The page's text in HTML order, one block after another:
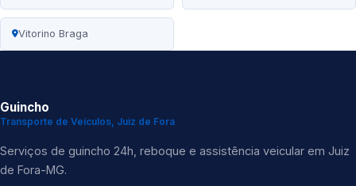
Vitorino Braga
Guincho
Transporte de Veículos, Juiz de Fora
Serviços de guincho 24h, reboque e assistência veicular em Juiz
de Fora-MG.